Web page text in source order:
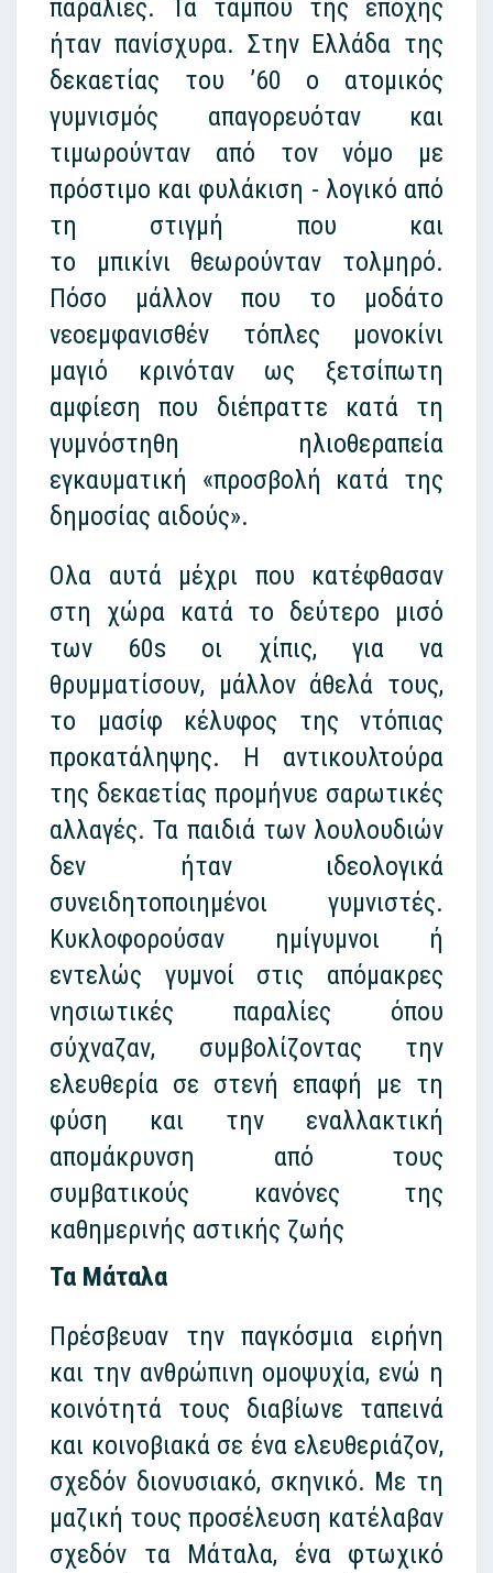
παραλίες. Τα ταμπού της εποχής
ήταν πανίσχυρα. Στην Ελλάδα της
δεκαετίας του ’60 ο ατομικός
γυμνισμός απαγορευόταν και
τιμωρούνταν από τον νόμο με
πρόστιμο και φυλάκιση - λογικό από
τη στιγμή που και
το μπικίνι θεωρούνταν τολμηρό.
Πόσο μάλλον που το μοδάτο
νεοεμφανισθέν τόπλες μονοκίνι
μαγιό κρινόταν ως ξετσίπωτη
αμφίεση που διέπραττε κατά τη
γυμνόστηθη ηλιοθεραπεία
εγκαυματική «προσβολή κατά της
δημοσίας αιδούς».
Ολα αυτά μέχρι που κατέφθασαν
στη χώρα κατά το δεύτερο μισό
των 60s οι χίπις, για να
θρυμματίσουν, μάλλον άθελά τους,
το μασίφ κέλυφος της ντόπιας
προκατάληψης. Η αντικουλτούρα
της δεκαετίας προμήνυε σαρωτικές
αλλαγές. Τα παιδιά των λουλουδιών
δεν ήταν ιδεολογικά
συνειδητοποιημένοι γυμνιστές.
Κυκλοφορούσαν ημίγυμνοι ή
εντελώς γυμνοί στις απόμακρες
νησιωτικές παραλίες όπου
σύχναζαν, συμβολίζοντας την
ελευθερία σε στενή επαφή με τη
φύση και την εναλλακτική
απομάκρυνση από τους
συμβατικούς κανόνες της
καθημερινής αστικής ζωής
Τα Μάταλα
Πρέσβευαν την παγκόσμια ειρήνη
και την ανθρώπινη ομοψυχία, ενώ η
κοινότητά τους διαβίωνε ταπεινά
και κοινοβιακά σε ένα ελευθεριάζον,
σχεδόν διονυσιακό, σκηνικό. Με τη
μαζική τους προσέλευση κατέλαβαν
σχεδόν τα Μάταλα, ένα φτωχικό